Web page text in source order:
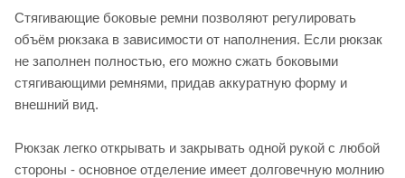
Стягивающие боковые ремни позволяют регулировать
объём рюкзака в зависимости от наполнения. Если рюкзак
не заполнен полностью, его можно сжать боковыми
стягивающими ремнями, придав аккуратную форму и
внешний вид.
Рюкзак легко открывать и закрывать одной рукой с любой
стороны - основное отделение имеет долговечную молнию